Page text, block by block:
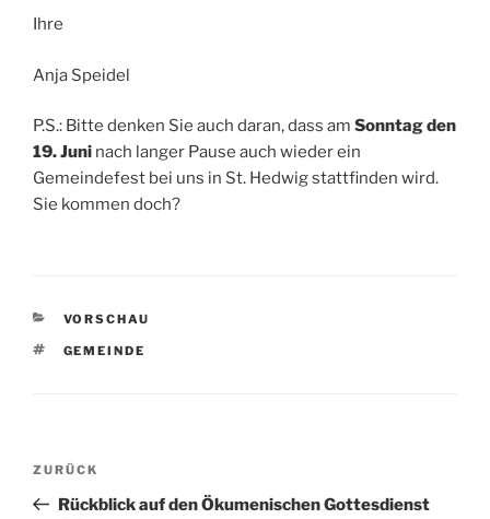
Ihre
Anja Speidel
P.S.: Bitte denken Sie auch daran, dass am Sonntag den
19. Juni nach langer Pause auch wieder ein
Gemeindefest bei uns in St. Hedwig stattfinden wird.
Sie kommen doch?
KATEGORIEN
VORSCHAU
SCHLAGWÖRTER
GEMEINDE
Beitragsnavigation
Vorheriger
Beitrag
ZURÜCK
Rückblick auf den Ökumenischen Gottesdienst